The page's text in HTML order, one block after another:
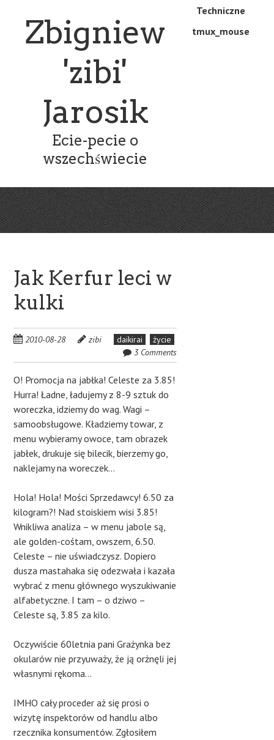
Zbigniew
'zibi'
Jarosik
Ecie-pecie o
wszechświecie
Menu
content
Techniczne
tmux_mouse
Jak Kerfur leci w
kulki
2010-08-28 zibi daikirai
życie
3 Comments
O! Promocja na jabłka! Celeste za 3.85!
Hurra! Ładne, ładujemy z 8-9 sztuk do
woreczka, idziemy do wag. Wagi –
samoobsługowe. Kładziemy towar, z
menu wybieramy owoce, tam obrazek
jabłek, drukuje się bilecik, bierzemy go,
naklejamy na woreczek…
Hola! Hola! Mości Sprzedawcy! 6.50 za
kilogram?! Nad stoiskiem wisi 3.85!
Wnikliwa analiza – w menu jabole są,
ale golden-cośtam, owszem, 6.50.
Celeste – nie uświadczysz. Dopiero
dusza mastahaka się odezwała i kazała
wybrać z menu głównego wyszukiwanie
alfabetyczne. I tam – o dziwo –
Celeste są, 3.85 za kilo.
Oczywiście 60letnia pani Grażynka bez
okularów nie przyuważy, że ją orżnęli jej
własnymi rękoma…
IMHO cały proceder aż się prosi o
wizytę inspektorów od handlu albo
rzecznika konsumentów. Zgłosiłem